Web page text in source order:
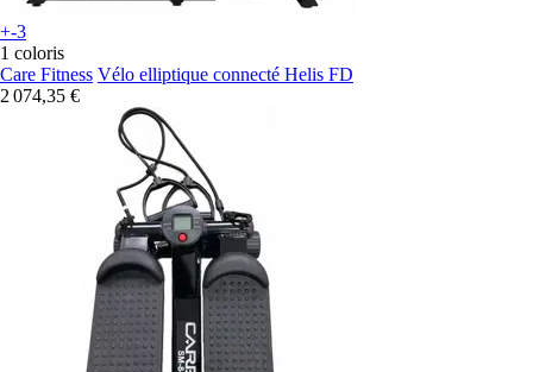
+-3
1 coloris
Care Fitness Vélo elliptique connecté Helis FD
2 074,35 €